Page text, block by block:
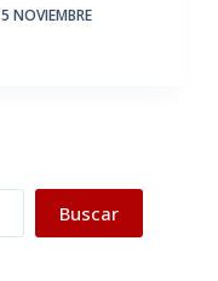
5 NOVIEMBRE
Buscar